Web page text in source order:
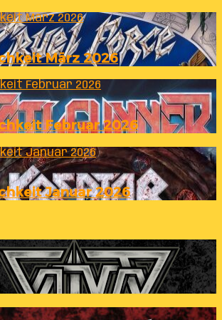
März 2026
März 2026
Februar 2026
Februar 2026
Januar 2026
Januar 2026